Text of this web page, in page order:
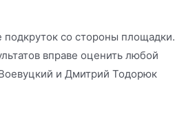
подкруток со стороны площадки.
вправе оценить любой
и Дмитрий Тодорюк